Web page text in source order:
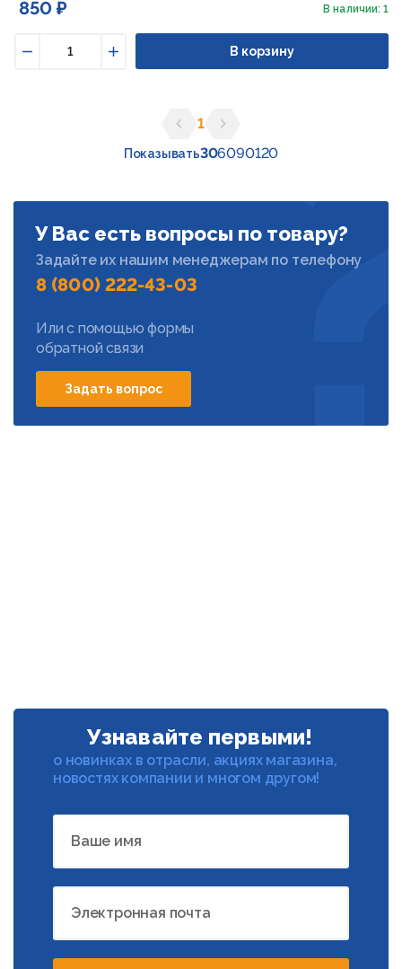
850 ₽ В наличии: 1
Увеличить
В корзину
Предыдущая страница
1
Следующая страница
Показывать306090120
У Вас есть вопросы по товару?
Задайте их нашим менеджерам по телефону
8 (800) 222-43-03
Или с помощью формы
обратной связи
Задать вопрос
Узнавайте первыми!
о новинках в отрасли, акциях магазина,
новостях компании и многом другом!
Ваше имя
Электронная почта